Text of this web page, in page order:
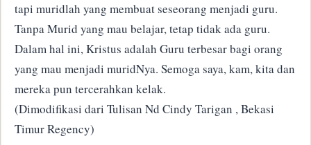
tapi muridlah yang membuat seseorang menjadi guru.
Tanpa Murid yang mau belajar, tetap tidak ada guru.
Dalam hal ini, Kristus adalah Guru terbesar bagi orang
yang mau menjadi muridNya. Semoga saya, kam, kita dan
mereka pun tercerahkan kelak.
(Dimodifikasi dari Tulisan Nd Cindy Tarigan , Bekasi
Timur Regency)